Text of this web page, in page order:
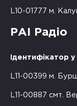
L10-01777 м.
РАІ Радіо
Ідентифікатор
L11-00399 м.
L11-00887 смт.